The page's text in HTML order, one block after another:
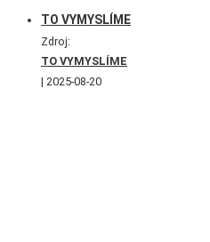
TO VYMYSLÍME
Zdroj:
TO VYMYSLÍME
2025-08-20